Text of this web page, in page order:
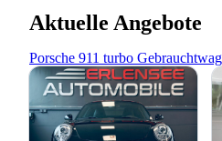
Aktuelle Angebote
Porsche 911 turbo